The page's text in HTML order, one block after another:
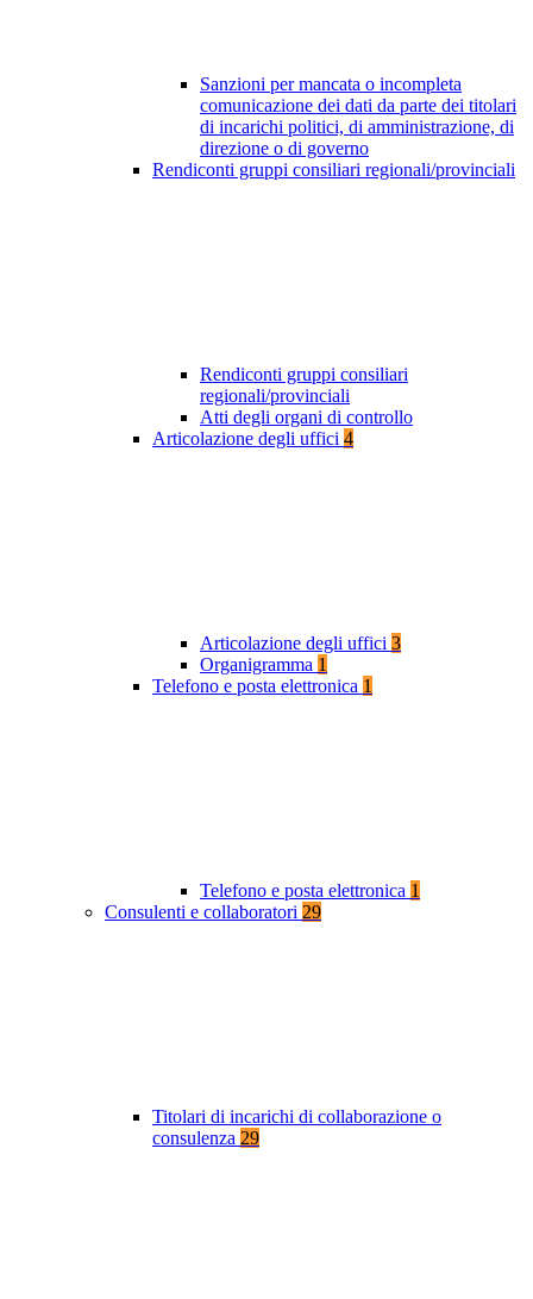
Sanzioni per mancata o incompleta
comunicazione dei dati da parte dei titolari
di incarichi politici, di amministrazione, di
direzione o di governo
Rendiconti gruppi consiliari regionali/provinciali
Rendiconti gruppi consiliari
regionali/provinciali
Atti degli organi di controllo
Articolazione degli uffici 4
Articolazione degli uffici 3
Organigramma 1
Telefono e posta elettronica 1
Telefono e posta elettronica 1
Consulenti e collaboratori 29
Titolari di incarichi di collaborazione o
consulenza 29